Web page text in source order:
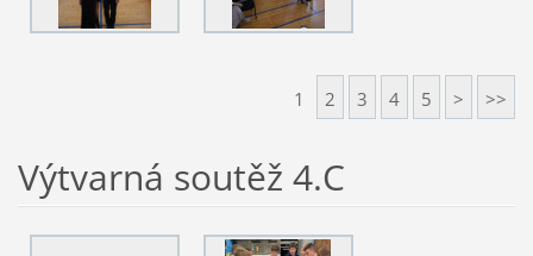
1 2 3 4 5 > >>
Výtvarná soutěž 4.C